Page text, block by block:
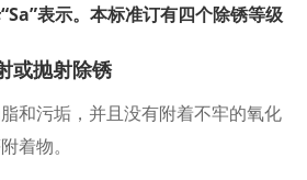
表示。本标准订有四个除锈等级
或抛射除锈
和污垢，并且没有附着不牢的氧化
着物。